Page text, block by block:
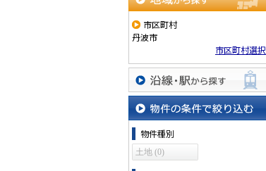
地域から探す
市区町村
丹波市
市区町村選択
沿線・駅から探す
物件の条件で絞り込む
物件種別
土地 (0)